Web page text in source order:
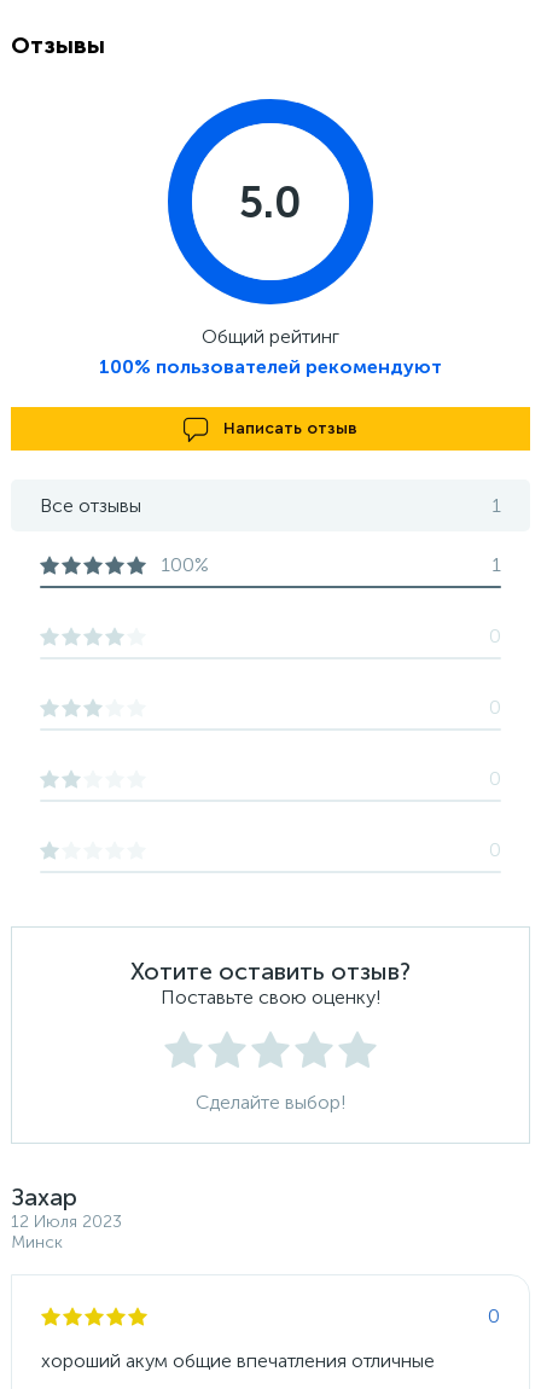
Отзывы
Хотите оставить отзыв?
Поставьте свою оценку!
Сделайте выбор!
Захар
12 Июля 2023
Минск
0
хороший акум общие впечатления отличные
5.0
Общий рейтинг
100% пользователей рекомендуют
Написать отзыв
Все отзывы 1
100% 1
0
0
0
0